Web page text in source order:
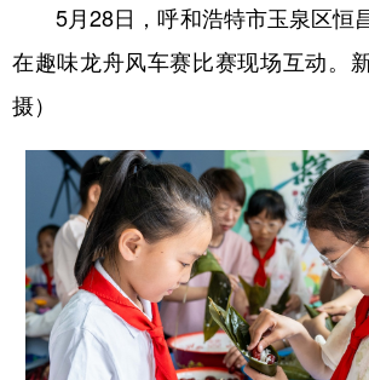
5月28日，呼和浩特市玉泉区恒
在趣味龙舟风车赛比赛现场互动。
摄）